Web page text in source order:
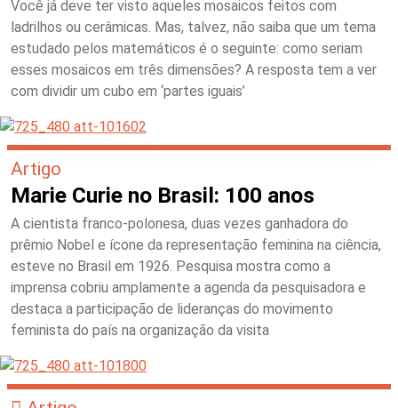
Você já deve ter visto aqueles mosaicos feitos com
ladrilhos ou cerâmicas. Mas, talvez, não saiba que um tema
estudado pelos matemáticos é o seguinte: como seriam
esses mosaicos em três dimensões? A resposta tem a ver
com dividir um cubo em ‘partes iguais’
Artigo
Marie Curie no Brasil: 100 anos
A cientista franco-polonesa, duas vezes ganhadora do
prêmio Nobel e ícone da representação feminina na ciência,
esteve no Brasil em 1926. Pesquisa mostra como a
imprensa cobriu amplamente a agenda da pesquisadora e
destaca a participação de lideranças do movimento
feminista do país na organização da visita